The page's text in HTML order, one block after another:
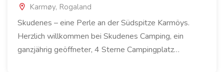
Karmøy, Rogaland
Skudenes – eine Perle an der Südspitze Karmöys.
Herzlich willkommen bei Skudenes Camping, ein
ganzjährig geöffneter, 4 Sterne Campingplatz…